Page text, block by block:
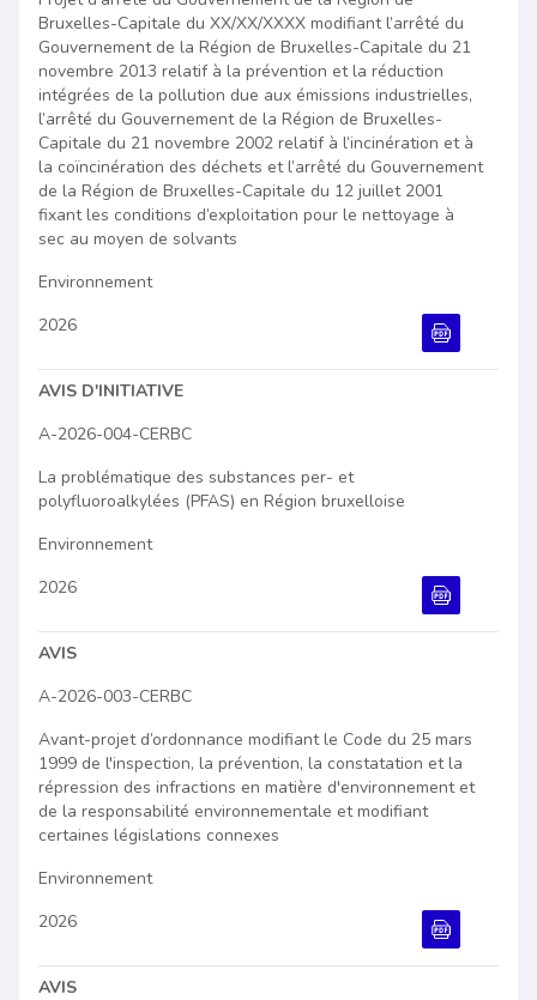
Bruxelles-Capitale du XX/XX/XXXX modifiant l’arrêté du
Gouvernement de la Région de Bruxelles-Capitale du 21
novembre 2013 relatif à la prévention et la réduction
intégrées de la pollution due aux émissions industrielles,
l’arrêté du Gouvernement de la Région de Bruxelles-
Capitale du 21 novembre 2002 relatif à l’incinération et à
la coïncinération des déchets et l’arrêté du Gouvernement
de la Région de Bruxelles-Capitale du 12 juillet 2001
fixant les conditions d’exploitation pour le nettoyage à
sec au moyen de solvants
Environnement
2026
Document PDF
AVIS D'INITIATIVE
A-2026-004-CERBC
La problématique des substances per- et
polyfluoroalkylées (PFAS) en Région bruxelloise
Environnement
2026
Document PDF
AVIS
A-2026-003-CERBC
Avant-projet d’ordonnance modifiant le Code du 25 mars
1999 de l'inspection, la prévention, la constatation et la
répression des infractions en matière d'environnement et
de la responsabilité environnementale et modifiant
certaines législations connexes
Environnement
2026
Document PDF
AVIS